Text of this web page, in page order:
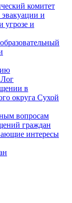
комитет
и
угрозе и
в
округа Сухой
вопросам
граждан
интересы